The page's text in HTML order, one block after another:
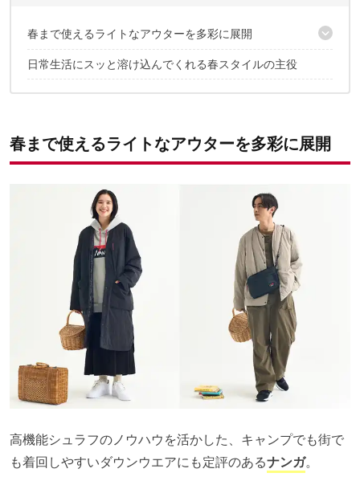
春まで使えるライトなアウターを多彩に展開
カジュアルなブルゾンを大人っぽく表現
コード（ユニセックス）」
品質にこだわった最上級のダウンのみを封入
日常生活にスッと溶け込んでくれる春スタイルの主役
春まで使えるライトなアウターを多彩に展開
高機能シュラフのノウハウを活かした、キャンプでも街で
も着回しやすいダウンウエアにも定評のあるナンガ。